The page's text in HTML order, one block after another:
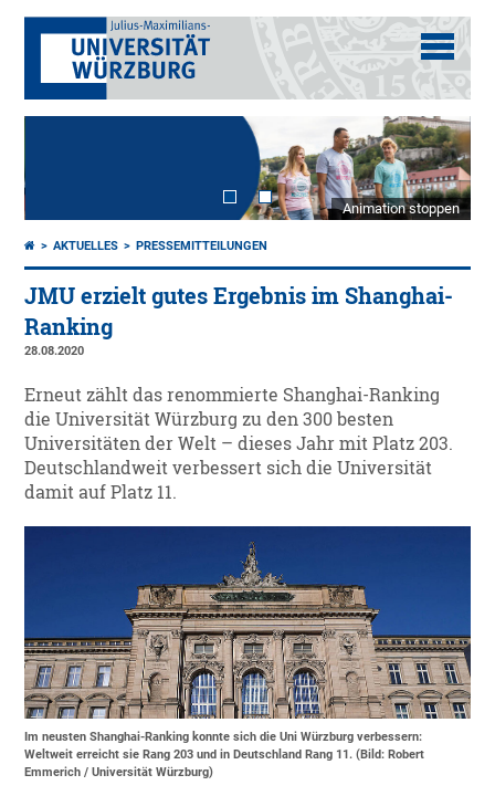
Animation stoppen
AKTUELLES PRESSEMITTEILUNGEN
JMU erzielt gutes Ergebnis im Shanghai-
Ranking
28.08.2020
Erneut zählt das renommierte Shanghai-Ranking
die Universität Würzburg zu den 300 besten
Universitäten der Welt – dieses Jahr mit Platz 203.
Deutschlandweit verbessert sich die Universität
damit auf Platz 11.
Im neusten Shanghai-Ranking konnte sich die Uni Würzburg verbessern:
Weltweit erreicht sie Rang 203 und in Deutschland Rang 11. (Bild: Robert
Emmerich / Universität Würzburg)